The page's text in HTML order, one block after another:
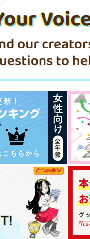
ファウスト×真木晶♀
嵐の谷の居候
ぽたぽた屋
1,320円（税込）
レノックス×ファウスト